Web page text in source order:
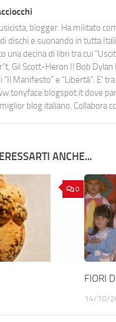
blogger. Ha militato
dischi e suonando in tutta
una decina di libri tra cui
Gil Scott-Heron Il Bob
“Il Manifesto” e “Libertà”. E'
dove
blog italiano. Collabora
ANCHE...
0
FIORI
14/10/